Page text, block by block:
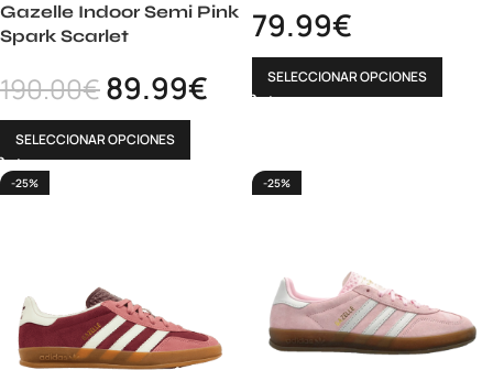
Gazelle Indoor Semi Pink
Spark Scarlet
190.00€89.99€
SELECCIONAR OPCIONES
79.99€
SELECCIONAR OPCIONES
-25% -25%